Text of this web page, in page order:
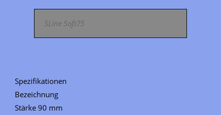
SLine Soft75
Spezifikationen
Bezeichnung
Stärke 90 mm